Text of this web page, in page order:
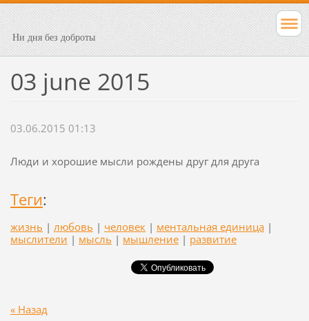
Ни дня без доброты
03 june 2015
03.06.2015 01:13
Люди и хорошие мысли рождены друг для друга
Теги:
жизнь | любовь | человек | ментальная единица |
мыслители | мысль | мышление | развитие
« Назад